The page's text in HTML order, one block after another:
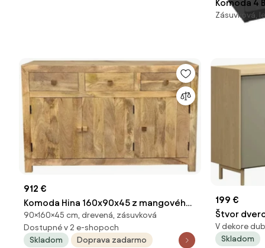
Komoda 4
KOM1/2/B/
Zásuvková,
912 €
Komoda Hina 160x90x45 z mangového
dreva Mango natural
90×160×45 cm, drevená, zásuvková
Dostupné v 2 e-shopoch
Skladom
Doprava zadarmo
199 €
Štvor
Sumira
dune /
V dekore
Skladom